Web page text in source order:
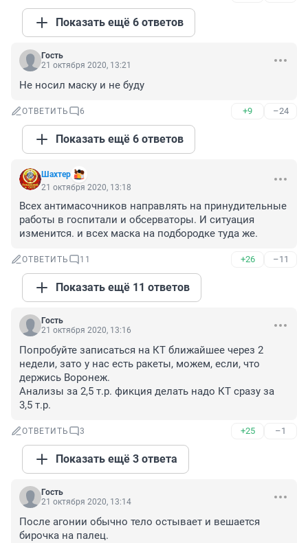
Показать ещё 6 ответов
Гость
21 октября 2020, 13:21
Не носил маску и не буду
ОТВЕТИТЬ 6 +9 –24
Показать ещё 6 ответов
Шахтер
21 октября 2020, 13:18
Всех антимасочников направлять на принудительные
работы в госпитали и обсерваторы. И ситуация
изменится. и всех маска на подбородке туда же.
ОТВЕТИТЬ 11 +26 –11
Показать ещё 11 ответов
Гость
21 октября 2020, 13:16
Попробуйте записаться на КТ ближайшее через 2
недели, зато у нас есть ракеты, можем, если, что
держись Воронеж.
Анализы за 2,5 т.р. фикция делать надо КТ сразу за
3,5 т.р.
ОТВЕТИТЬ 3 +25 –1
Показать ещё 3 ответа
Гость
21 октября 2020, 13:14
После агонии обычно тело остывает и вешается
бирочка на палец.